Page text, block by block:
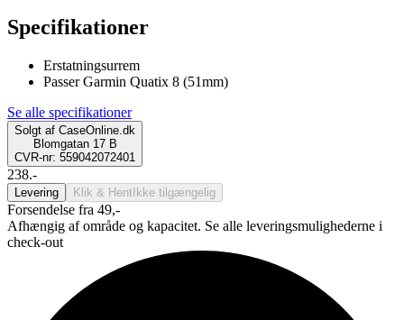
Specifikationer
Erstatningsurrem
Passer Garmin Quatix 8 (51mm)
Se alle specifikationer
Solgt af CaseOnline.dk
Blomgatan 17 B
CVR-nr: 559042072401
238.-
Levering Klik & Hent Ikke tilgængelig
Forsendelse fra 49,-
Afhængig af område og kapacitet. Se alle leveringsmulighederne i
check-out